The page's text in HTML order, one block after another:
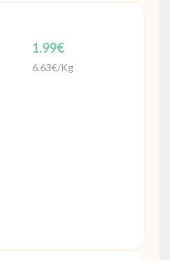
1.99€
6.63€/Kg